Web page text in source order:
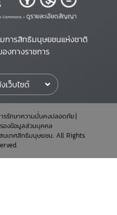
• ดูรายละเอียดสัญญา
การสิทธิมนุษยชนแห่งชาติ
งทางราชการ
เว็บไซต์
รรักษาความมั่นคงปลอดภัย
องข้อมูลส่วนบุคคล
เทศสิทธิมนุษยชน. All Rights